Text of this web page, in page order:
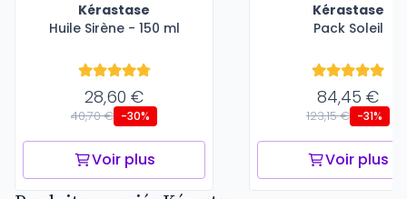
Kérastase
Huile Sirène - 150 ml
28,60 €
40,70 € -30%
Voir plus
Kérastase
Pack Soleil
84,45 €
123,15 € -31%
Voir plus